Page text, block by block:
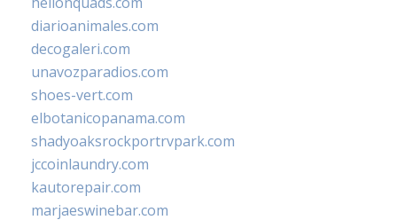
diarioanimales.com
decogaleri.com
unavozparadios.com
shoes-vert.com
elbotanicopanama.com
shadyoaksrockportrvpark.com
jccoinlaundry.com
kautorepair.com
marjaeswinebar.com